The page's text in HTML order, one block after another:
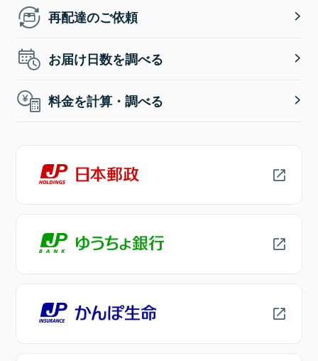
再配達のご依頼
お届け日数を調べる
料金を計算・調べる